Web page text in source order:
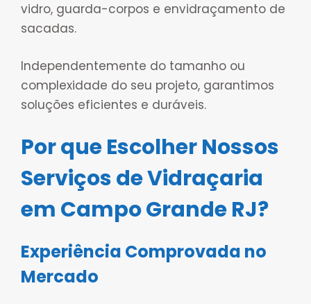
vidro, guarda-corpos e envidraçamento de
sacadas.
Independentemente do tamanho ou
complexidade do seu projeto, garantimos
soluções eficientes e duráveis.
Por que Escolher Nossos
Serviços de Vidraçaria
em Campo Grande RJ?
Experiência Comprovada no
Mercado